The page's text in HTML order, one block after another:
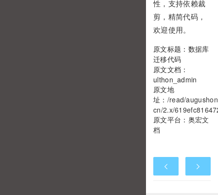
性，支持依赖裁
剪，精简代码，
欢迎使用。
原文标题：数据库
迁移代码
原文文档：
ulthon_admin
原文地
址： /read/
cn/2.x/
原文平台： 奥宏文
档